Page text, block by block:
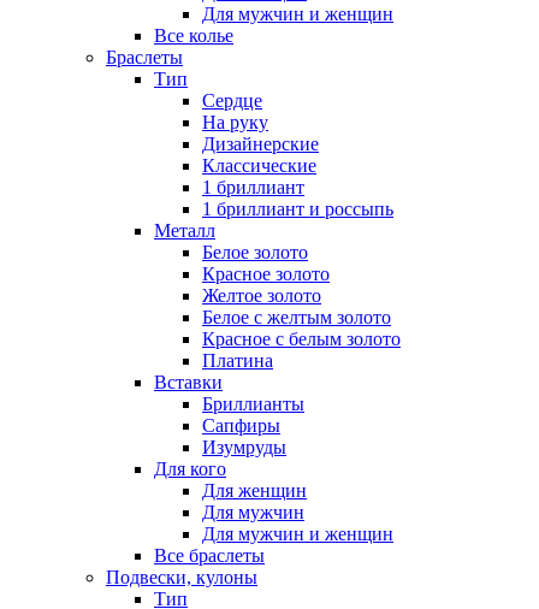
Для мужчин и женщин
Все колье
Браслеты
Тип
Сердце
На руку
Дизайнерские
Классические
1 бриллиант
1 бриллиант и россыпь
Металл
Белое золото
Красное золото
Желтое золото
Белое с желтым золото
Красное с белым золото
Платина
Вставки
Бриллианты
Сапфиры
Изумруды
Для кого
Для женщин
Для мужчин
Для мужчин и женщин
Все браслеты
Подвески, кулоны
Тип